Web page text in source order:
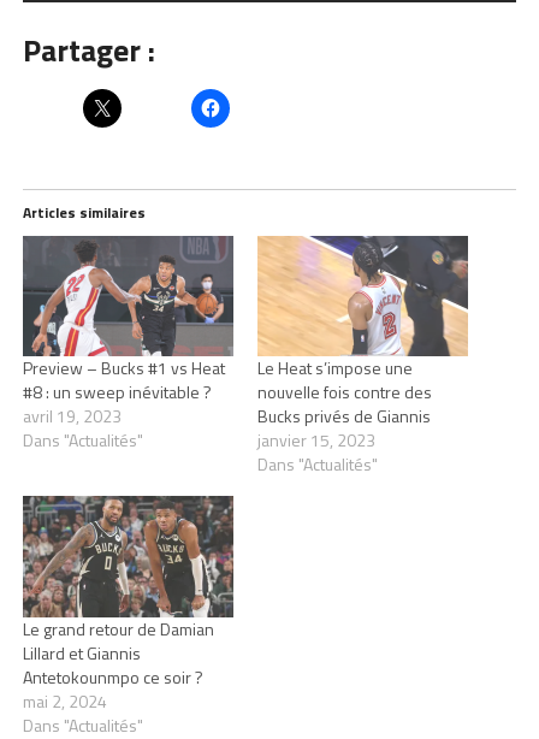
Partager :
Articles similaires
Preview – Bucks #1 vs Heat
#8 : un sweep inévitable ?
avril 19, 2023
Dans "Actualités"
Le Heat s’impose une
nouvelle fois contre des
Bucks privés de Giannis
janvier 15, 2023
Dans "Actualités"
Le grand retour de Damian
Lillard et Giannis
Antetokounmpo ce soir ?
mai 2, 2024
Dans "Actualités"